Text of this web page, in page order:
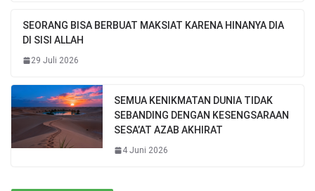
SEORANG BISA BERBUAT MAKSIAT KARENA HINANYA DIA
DI SISI ALLAH
29 Juli 2026
SEMUA KENIKMATAN DUNIA TIDAK
SEBANDING DENGAN KESENGSARAAN
SESA’AT AZAB AKHIRAT
4 Juni 2026